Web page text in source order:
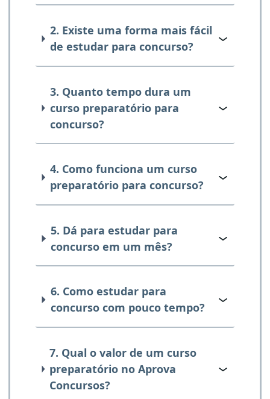
2. Existe uma forma mais fácil
de estudar para concurso?
3. Quanto tempo dura um
curso preparatório para
concurso?
4. Como funciona um curso
preparatório para concurso?
5. Dá para estudar para
concurso em um mês?
6. Como estudar para
concurso com pouco tempo?
7. Qual o valor de um curso
preparatório no Aprova
Concursos?